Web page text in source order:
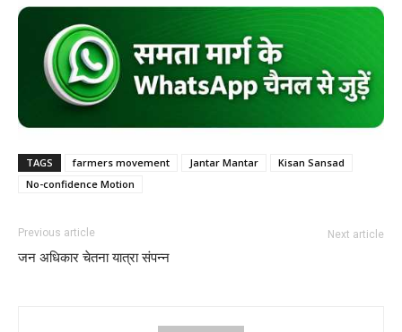
TAGS farmers movement Jantar Mantar
Kisan Sansad
No-confidence Motion
Previous article
जन अधिकार चेतना यात्रा संपन्न
Next article